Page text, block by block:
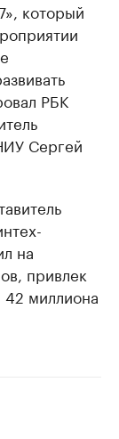
который
РБК
Сергей
на
привлек
миллиона